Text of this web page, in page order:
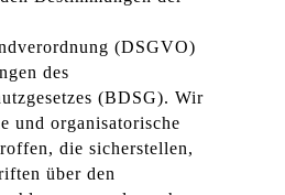
(DSGVO)
des
(BDSG). Wir
und organisatorische
die sicherstellen,
über den